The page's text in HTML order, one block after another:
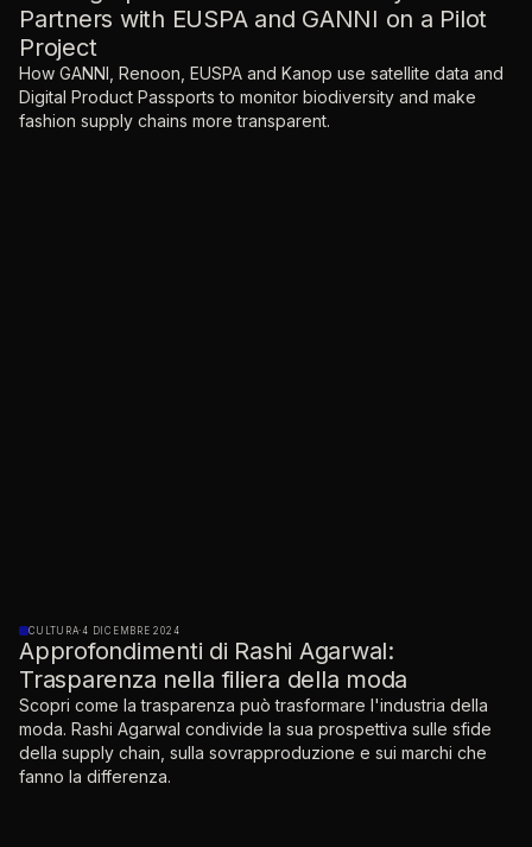
Partners with EUSPA and GANNI on a Pilot
Project
How GANNI, Renoon, EUSPA and Kanop use satellite data and
Digital Product Passports to monitor biodiversity and make
fashion supply chains more transparent.
CULTURA·4 DICEMBRE 2024
Approfondimenti di Rashi Agarwal:
Trasparenza nella filiera della moda
Scopri come la trasparenza può trasformare l'industria della
moda. Rashi Agarwal condivide la sua prospettiva sulle sfide
della supply chain, sulla sovrapproduzione e sui marchi che
fanno la differenza.